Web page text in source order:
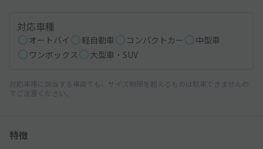
対応車種
オートバイ 軽自動車 コンパクトカー
中型車
ワンボックス
大型車・SUV
対応車種に該当する車両でも、サイズ制限を超えるものは駐車できませんの
でご注意ください。
特徴